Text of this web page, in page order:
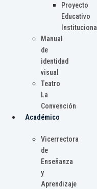
Proyecto
Educativo
Institucional
Manual
de
identidad
visual
Teatro
La
Convención
Académico
Vicerrectora
de
Enseñanza
y
Aprendizaje